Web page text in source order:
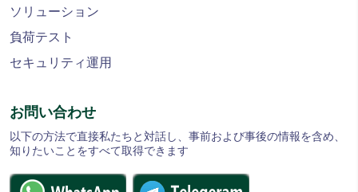
ソリューション
負荷テスト
セキュリティ運用
お問い合わせ
以下の方法で直接私たちと対話し、事前および事後の情報を含め、
知りたいことをすべて取得できます